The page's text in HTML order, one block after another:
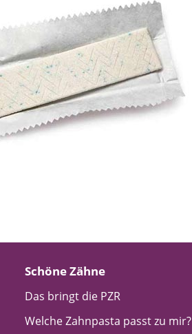
Schöne Zähne
Das bringt die PZR
Welche Zahnpasta passt zu mir?